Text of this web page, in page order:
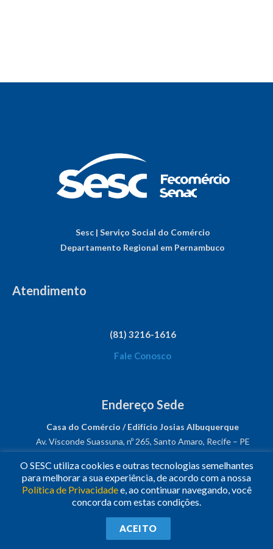
Sesc | Serviço Social do Comércio
Departamento Regional em Pernambuco
Atendimento
(81) 3216-1616
Fale Conosco
Endereço Sede
Casa do Comércio / Edifício Josias Albuquerque
Av. Visconde Suassuna, nº 265, Santo Amaro, Recife – PE
CNPJ: 03.482.931/0001-61
Siga-nos!
Todos os Direitos Reservados.
Nacional
O SESC utiliza cookies e outras tecnologias semelhantes
para melhorar a sua experiência, de acordo com a nossa
Política de Privacidadee, ao continuar navegando, você
concorda com estas condições.
ACEITO